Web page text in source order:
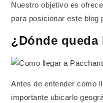
Nuestro objetivo es
para posicionar este blog
¿Dónde queda
Antes de entender como
importante ubicarlo